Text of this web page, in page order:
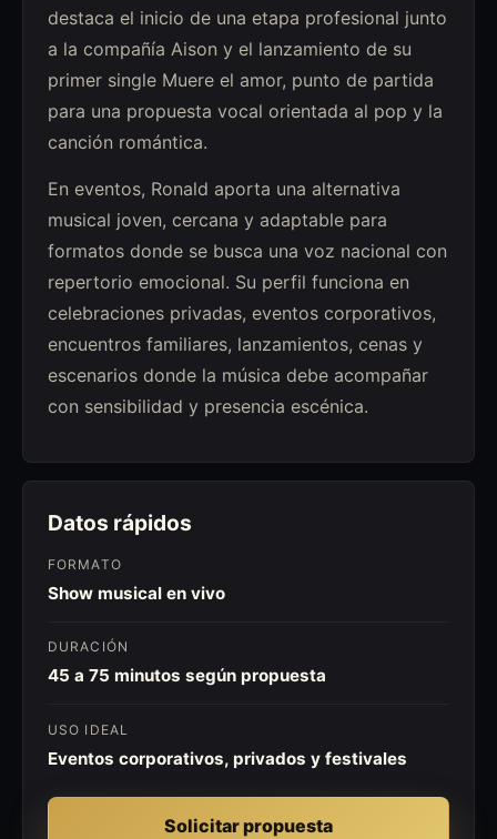
destaca el inicio de una etapa profesional junto
a la compañía Aison y el lanzamiento de su
primer single Muere el amor, punto de partida
para una propuesta vocal orientada al pop y la
canción romántica.
En eventos, Ronald aporta una alternativa
musical joven, cercana y adaptable para
formatos donde se busca una voz nacional con
repertorio emocional. Su perfil funciona en
celebraciones privadas, eventos corporativos,
encuentros familiares, lanzamientos, cenas y
escenarios donde la música debe acompañar
con sensibilidad y presencia escénica.
Datos rápidos
FORMATO
Show musical en vivo
DURACIÓN
45 a 75 minutos según propuesta
USO IDEAL
Eventos corporativos, privados y festivales
Solicitar propuesta